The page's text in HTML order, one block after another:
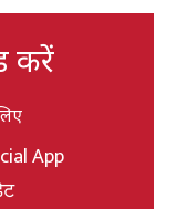
करें
App